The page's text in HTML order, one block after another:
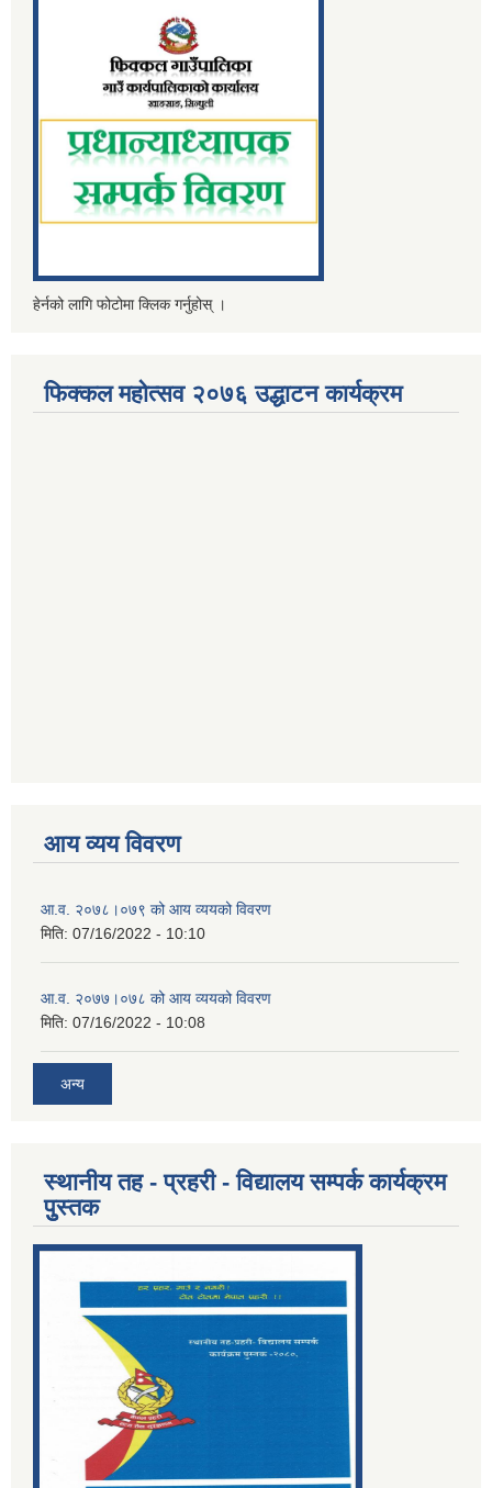
हेर्नको लागि फोटोमा क्लिक गर्नुहोस् ।
फिक्कल महोत्सव २०७६ उद्धाटन कार्यक्रम
आय व्यय विवरण
आ.व. २०७८।०७९ को आय व्ययको विवरण
मिति: 07/16/2022 - 10:10
आ.व. २०७७।०७८ को आय व्ययको विवरण
मिति: 07/16/2022 - 10:08
अन्य
स्थानीय तह - प्रहरी - विद्यालय सम्पर्क कार्यक्रम
पुुस्तक